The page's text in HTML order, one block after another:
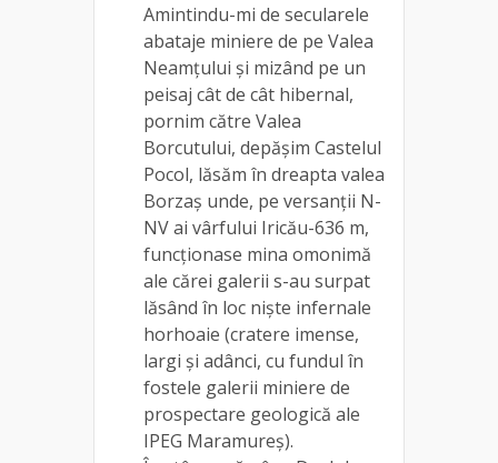
Amintindu-mi de secularele
abataje miniere de pe Valea
Neamțului și mizând pe un
peisaj cât de cât hibernal,
pornim către Valea
Borcutului, depășim Castelul
Pocol, lăsăm în dreapta valea
Borzaș unde, pe versanții N-
NV ai vârfului Iricău-636 m,
funcționase mina omonimă
ale cărei galerii s-au surpat
lăsând în loc niște infernale
horhoaie (cratere imense,
largi și adânci, cu fundul în
fostele galerii miniere de
prospectare geologică ale
IPEG Maramureș).